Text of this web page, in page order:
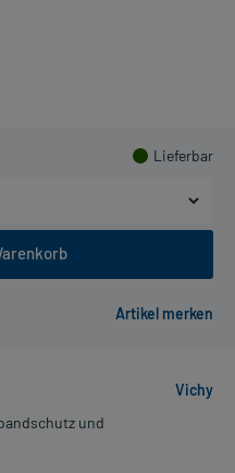
Lieferbar
Vichy
und